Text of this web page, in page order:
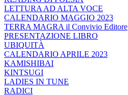
LETTURA AD ALTA VOCE
CALENDARIO MAGGIO 2023
TERRA MAGRA il Convivio Editore
PRESENTAZIONE LIBRO
UBIQUITÀ
CALENDARIO APRILE 2023
KAMISHIBAI
KINTSUGI
LADIES IN TUNE
RADICI